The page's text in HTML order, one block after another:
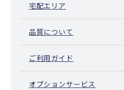
宅配エリア
品質について
ご利用ガイド
オプションサービス